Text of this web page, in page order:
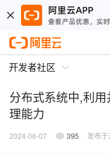
开发者社区
分布式系统中,利
理能力
2024-06-07 395 发布于